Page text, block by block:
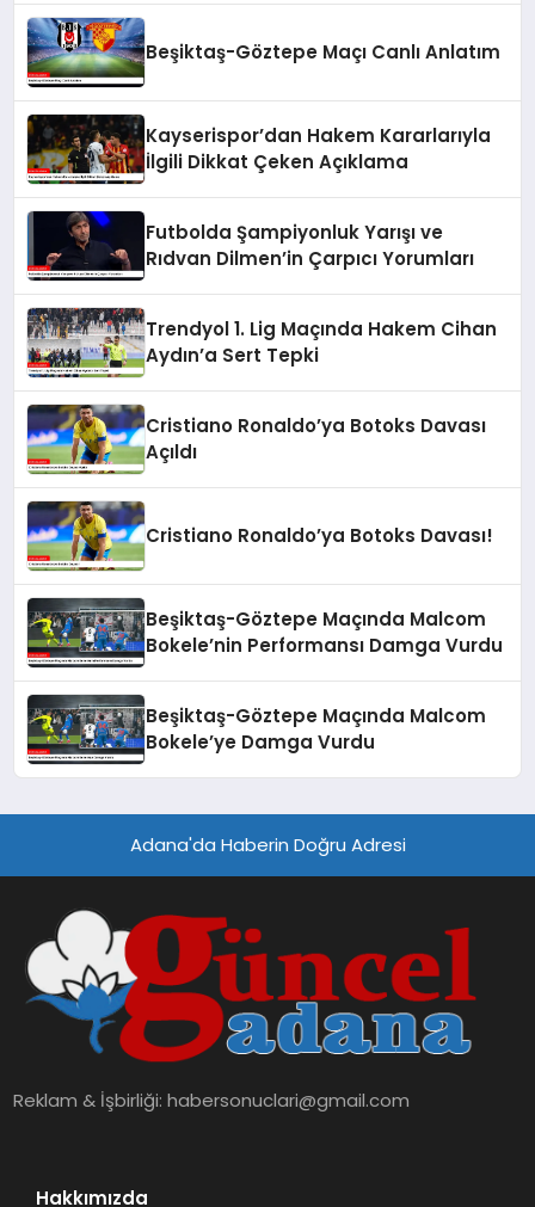
Beşiktaş-Göztepe Maçı Canlı Anlatım
Kayserispor’dan Hakem Kararlarıyla
İlgili Dikkat Çeken Açıklama
Futbolda Şampiyonluk Yarışı ve
Rıdvan Dilmen’in Çarpıcı Yorumları
Trendyol 1. Lig Maçında Hakem Cihan
Aydın’a Sert Tepki
Cristiano Ronaldo’ya Botoks Davası
Açıldı
Cristiano Ronaldo’ya Botoks Davası!
Beşiktaş-Göztepe Maçında Malcom
Bokele’nin Performansı Damga Vurdu
Beşiktaş-Göztepe Maçında Malcom
Bokele’ye Damga Vurdu
Adana'da Haberin Doğru Adresi
Reklam & İşbirliği:habersonuclari@gmail.com
Hakkımızda